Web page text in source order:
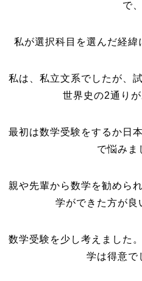
で、
私が選択科目を選んだ経緯
私は、私立文系でしたが、
世界史の2通りが
最初は数学受験をするか日
で悩みま
親や先輩から数学を勧めら
学ができた方が良
数学受験を少し考えました
学は得意で